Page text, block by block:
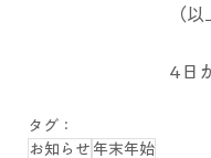
（以上五
4日から通
タグ：
お知らせ 年末年始